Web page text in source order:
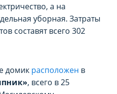
а на
уборная. Затраты
составят всего 302
домик расположен в
, всего в 25